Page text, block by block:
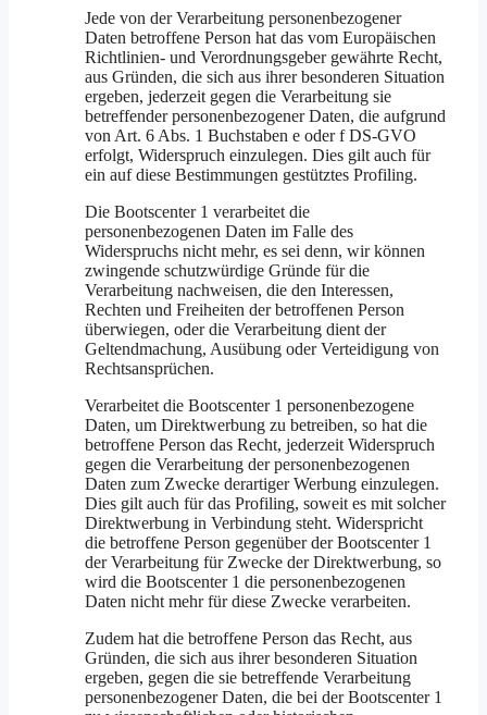
Jede von der Verarbeitung personenbezogener
Daten betroffene Person hat das vom Europäischen
Richtlinien- und Verordnungsgeber gewährte Recht,
aus Gründen, die sich aus ihrer besonderen Situation
ergeben, jederzeit gegen die Verarbeitung sie
betreffender personenbezogener Daten, die aufgrund
von Art. 6 Abs. 1 Buchstaben e oder f DS-GVO
erfolgt, Widerspruch einzulegen. Dies gilt auch für
ein auf diese Bestimmungen gestütztes Profiling.
Die Bootscenter 1 verarbeitet die
personenbezogenen Daten im Falle des
Widerspruchs nicht mehr, es sei denn, wir können
zwingende schutzwürdige Gründe für die
Verarbeitung nachweisen, die den Interessen,
Rechten und Freiheiten der betroffenen Person
überwiegen, oder die Verarbeitung dient der
Geltendmachung, Ausübung oder Verteidigung von
Rechtsansprüchen.
Verarbeitet die Bootscenter 1 personenbezogene
Daten, um Direktwerbung zu betreiben, so hat die
betroffene Person das Recht, jederzeit Widerspruch
gegen die Verarbeitung der personenbezogenen
Daten zum Zwecke derartiger Werbung einzulegen.
Dies gilt auch für das Profiling, soweit es mit solcher
Direktwerbung in Verbindung steht. Widerspricht
die betroffene Person gegenüber der Bootscenter 1
der Verarbeitung für Zwecke der Direktwerbung, so
wird die Bootscenter 1 die personenbezogenen
Daten nicht mehr für diese Zwecke verarbeiten.
Zudem hat die betroffene Person das Recht, aus
Gründen, die sich aus ihrer besonderen Situation
ergeben, gegen die sie betreffende Verarbeitung
personenbezogener Daten, die bei der Bootscenter 1